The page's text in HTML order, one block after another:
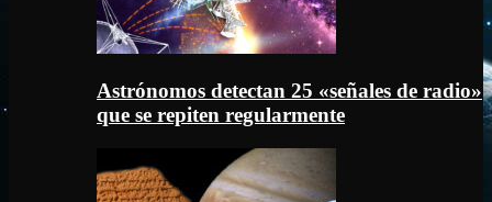
Astrónomos detectan 25 «señales de radio»
que se repiten regularmente